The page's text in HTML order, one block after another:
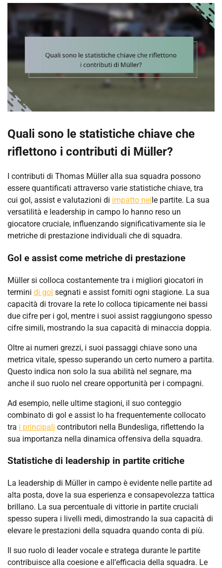
Quali sono le statistiche chiave che
riflettono i contributi di Müller?
I contributi di Thomas Müller alla sua squadra possono
essere quantificati attraverso varie statistiche chiave, tra
cui gol, assist e valutazioni di impatto nel le partite. La sua
versatilità e leadership in campo lo hanno reso un
giocatore cruciale, influenzando significativamente sia le
metriche di prestazione individuali che di squadra.
Gol e assist come metriche di prestazione
Müller si colloca costantemente tra i migliori giocatori in
termini di gol segnati e assist forniti ogni stagione. La sua
capacità di trovare la rete lo colloca tipicamente nei bassi
due cifre per i gol, mentre i suoi assist raggiungono spesso
cifre simili, mostrando la sua capacità di minaccia doppia.
Oltre ai numeri grezzi, i suoi passaggi chiave sono una
metrica vitale, spesso superando un certo numero a partita.
Questo indica non solo la sua abilità nel segnare, ma
anche il suo ruolo nel creare opportunità per i compagni.
Ad esempio, nelle ultime stagioni, il suo conteggio
combinato di gol e assist lo ha frequentemente collocato
tra i principali contributori nella Bundesliga, riflettendo la
sua importanza nella dinamica offensiva della squadra.
Statistiche di leadership in partite critiche
La leadership di Müller in campo è evidente nelle partite ad
alta posta, dove la sua esperienza e consapevolezza tattica
brillano. La sua percentuale di vittorie in partite cruciali
spesso supera i livelli medi, dimostrando la sua capacità di
elevare le prestazioni della squadra quando conta di più.
Il suo ruolo di leader vocale e stratega durante le partite
contribuisce alla coesione e all’efficacia della squadra. Le